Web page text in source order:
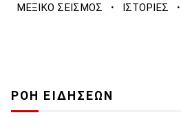
ΜΕΞΙΚΟ ΣΕΙΣΜΟΣ · ΙΣΤΟΡΙΕΣ ·
ΡΟΗ ΕΙΔΗΣΕΩΝ